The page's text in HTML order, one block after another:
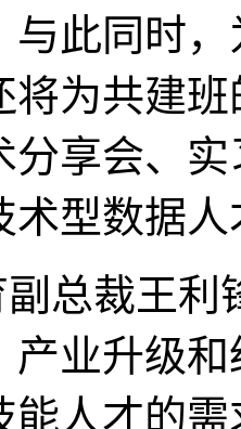
与此同时
将为共建
分享会、
术型数据
总裁王利
产业升级
能人才的